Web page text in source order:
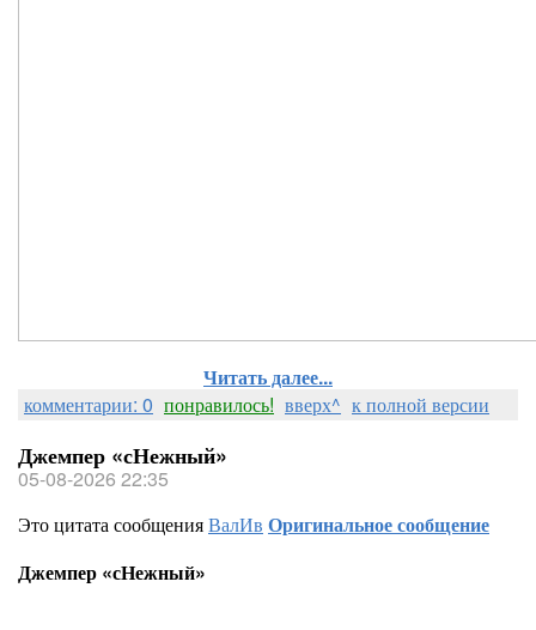
Читать далее...
комментарии: 0 понравилось! вверх^ к полной версии
Джемпер «сНежный»
05-08-2026 22:35
Это цитата сообщенияВалИв Оригинальное сообщение
Джемпер «сНежный»